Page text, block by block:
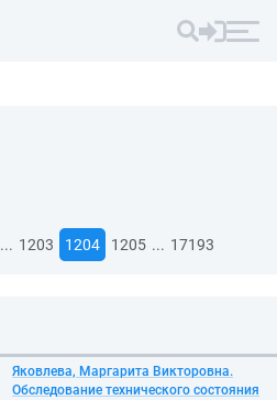
... 1203 1204 1205 ... 17193
Яковлева, Маргарита Викторовна.
Обследование технического состояния